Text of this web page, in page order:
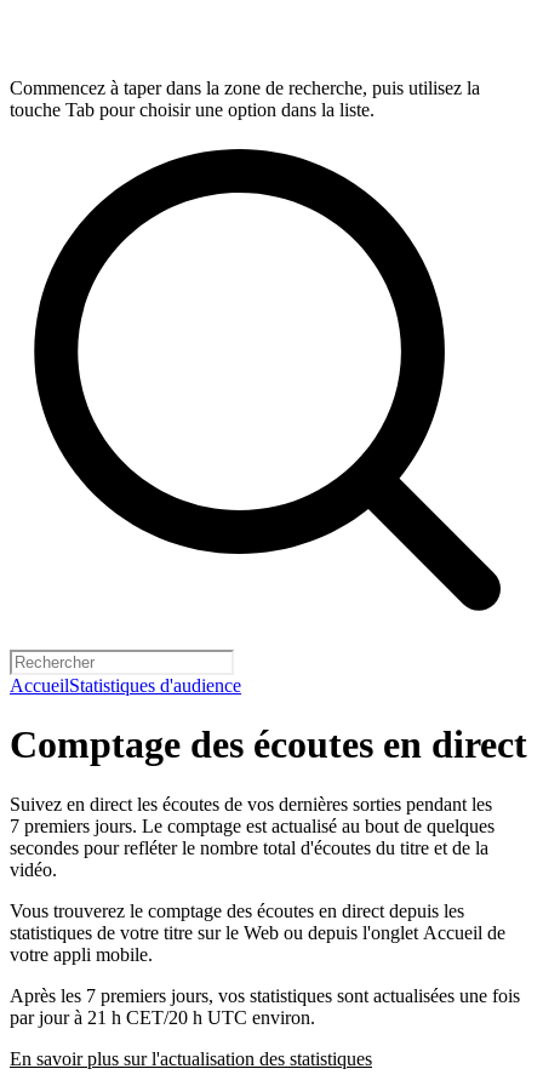
Commencez à taper dans la zone de recherche, puis utilisez la
touche Tab pour choisir une option dans la liste.
AccueilStatistiques d'audience
Comptage des écoutes en direct
Suivez en direct les écoutes de vos dernières sorties pendant les
7 premiers jours. Le comptage est actualisé au bout de quelques
secondes pour refléter le nombre total d'écoutes du titre et de la
vidéo.
Vous trouverez le comptage des écoutes en direct depuis les
statistiques de votre titre sur le Web ou depuis l'onglet Accueil de
votre appli mobile.
Après les 7 premiers jours, vos statistiques sont actualisées une fois
par jour à 21 h CET/20 h UTC environ.
En savoir plus sur l'actualisation des statistiques